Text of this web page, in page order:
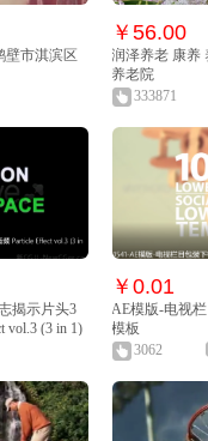
壁市淇滨区
￥56.00
润泽养老 康养
养老院
333871
揭示片头3
vol.3 (3 in 1)
￥0.01
AE模版-电视
模板
3062